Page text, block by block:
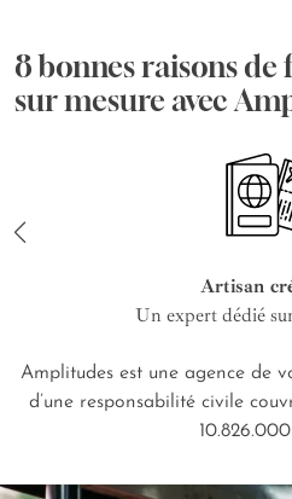
8 bonnes raisons de
sur mesure avec
Artisan
Un expert dédié
Amplitudes est une agence de
d’une responsabilité civile